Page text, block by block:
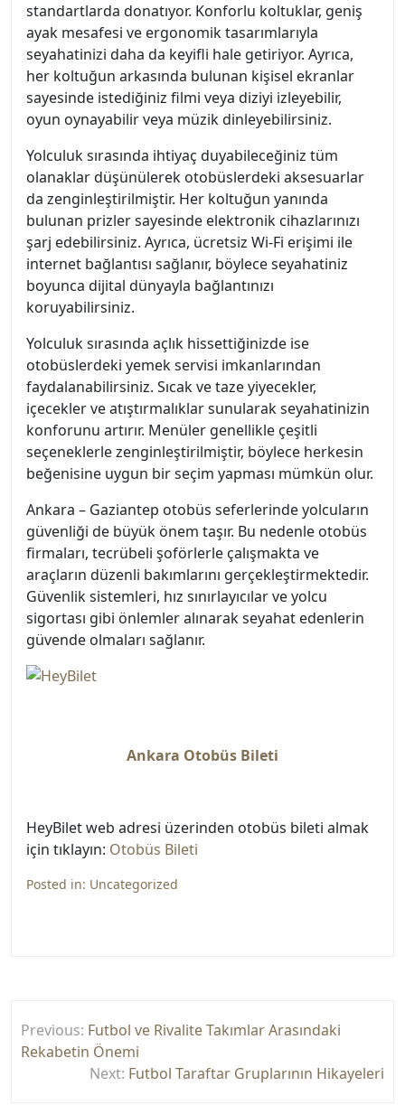
standartlarda donatıyor. Konforlu koltuklar, geniş
ayak mesafesi ve ergonomik tasarımlarıyla
seyahatinizi daha da keyifli hale getiriyor. Ayrıca,
her koltuğun arkasında bulunan kişisel ekranlar
sayesinde istediğiniz filmi veya diziyi izleyebilir,
oyun oynayabilir veya müzik dinleyebilirsiniz.
Yolculuk sırasında ihtiyaç duyabileceğiniz tüm
olanaklar düşünülerek otobüslerdeki aksesuarlar
da zenginleştirilmiştir. Her koltuğun yanında
bulunan prizler sayesinde elektronik cihazlarınızı
şarj edebilirsiniz. Ayrıca, ücretsiz Wi-Fi erişimi ile
internet bağlantısı sağlanır, böylece seyahatiniz
boyunca dijital dünyayla bağlantınızı
koruyabilirsiniz.
Yolculuk sırasında açlık hissettiğinizde ise
otobüslerdeki yemek servisi imkanlarından
faydalanabilirsiniz. Sıcak ve taze yiyecekler,
içecekler ve atıştırmalıklar sunularak seyahatinizin
konforunu artırır. Menüler genellikle çeşitli
seçeneklerle zenginleştirilmiştir, böylece herkesin
beğenisine uygun bir seçim yapması mümkün olur.
Ankara – Gaziantep otobüs seferlerinde yolcuların
güvenliği de büyük önem taşır. Bu nedenle otobüs
firmaları, tecrübeli şoförlerle çalışmakta ve
araçların düzenli bakımlarını gerçekleştirmektedir.
Güvenlik sistemleri, hız sınırlayıcılar ve yolcu
sigortası gibi önlemler alınarak seyahat edenlerin
güvende olmaları sağlanır.
Ankara Otobüs Bileti
HeyBilet web adresi üzerinden otobüs bileti almak
için tıklayın: Otobüs Bileti
Posted in: Uncategorized
gezinmesi
Previous: Futbol ve Rivalite Takımlar Arasındaki
Rekabetin Önemi
Next: Futbol Taraftar Gruplarının Hikayeleri